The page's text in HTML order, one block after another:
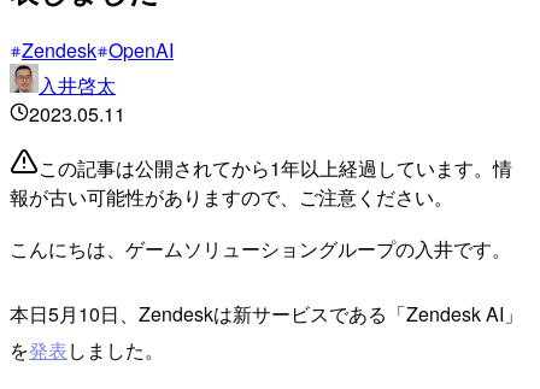
Zendesk OpenAI
入井啓太
2023.05.11
この記事は公開されてから1年以上経過しています。情
報が古い可能性がありますので、ご注意ください。
こんにちは、ゲームソリューショングループの入井です。
本日5月10日、Zendeskは新サービスである「Zendesk AI」
を発表しました。